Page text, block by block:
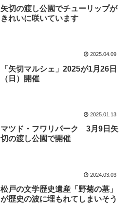
矢切の渡し公園でチューリップが
きれいに咲いています
2025.04.09
「矢切マルシェ」2025が1月26日
（日）開催
2025.01.13
マツド・フワリパーク 3月9日矢
切の渡し公園で開催
2024.03.03
松戸の文学歴史遺産「野菊の墓」
が歴史の波に埋もれてしまいそう